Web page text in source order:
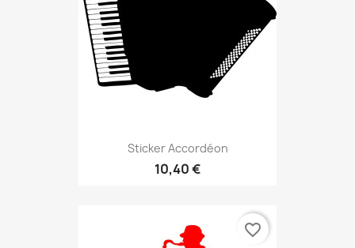
Sticker Accordéon
10,40 €
favorite_border